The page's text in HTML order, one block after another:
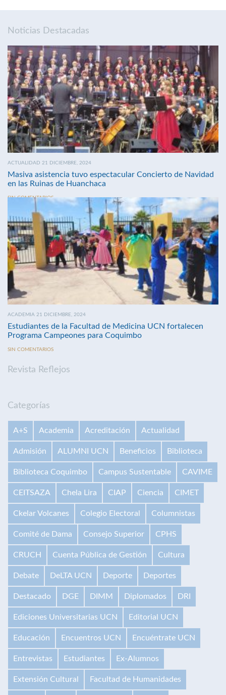
Noticias Destacadas
ACTUALIDAD 21 DICIEMBRE, 2024
Masiva asistencia tuvo espectacular Concierto de Navidad
en las Ruinas de Huanchaca
SIN COMENTARIOS
ACADEMIA 21 DICIEMBRE, 2024
Estudiantes de la Facultad de Medicina UCN fortalecen
Programa Campeones para Coquimbo
SIN COMENTARIOS
Revista Reflejos
Categorías
A+S Academia Acreditación Actualidad
Admisión ALUMNI UCN Beneficios Biblioteca
Biblioteca Coquimbo Campus Sustentable CAVIME
CEITSAZA Chela Lira CIAP Ciencia CIMET
Ckelar Volcanes Colegio Electoral Columnistas
Comité de Dama Consejo Superior CPHS
CRUCH Cuenta Pública de Gestión Cultura
Debate DeLTA UCN Deporte Deportes
Destacado DGE DIMM Diplomados DRI
Ediciones Universitarias UCN Editorial UCN
Educación Encuentros UCN Encuéntrate UCN
Entrevistas Estudiantes Ex-Alumnos
Extensión Cultural Facultad de Humanidades